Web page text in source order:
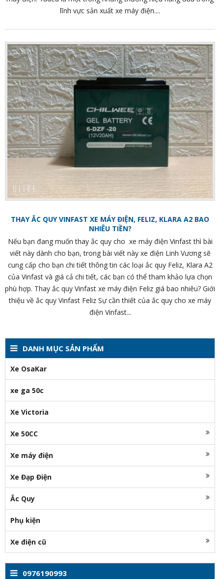
lĩnh vực sản xuất xe máy điện....
THAY ẮC QUY VINFAST XE MÁY ĐIỆN, FELIZ, KLARA A2 BAO
NHIÊU TIỀN?
Nếu bạn đang muốn thay ắc quy cho xe máy điện Vinfast thì bài
viết này dành cho bạn, trong bài viết này xe điện Linh Vương sẽ
cung cấp cho bạn chi tiết thông tin các loại ắc quy Feliz, Klara A2
của Vinfast và giá cả chi tiết, các bạn có thể tham khảo lựa chọn
phù hợp. Thay ắc quy Vinfast xe máy điện Feliz giá bao nhiêu? Giới
thiệu về ắc quy Vinfast Feliz Sự cần thiết của ắc quy cho xe máy
điện Vinfast...
DANH MỤC SẢN PHẨM
Xe OsaKar
xe ga 50c
Xe Victoria
Xe 50CC
Xe máy điện
Xe Đạp Điện
Ắc Quy
Phụ kiện
Xe điện cũ
0976190993